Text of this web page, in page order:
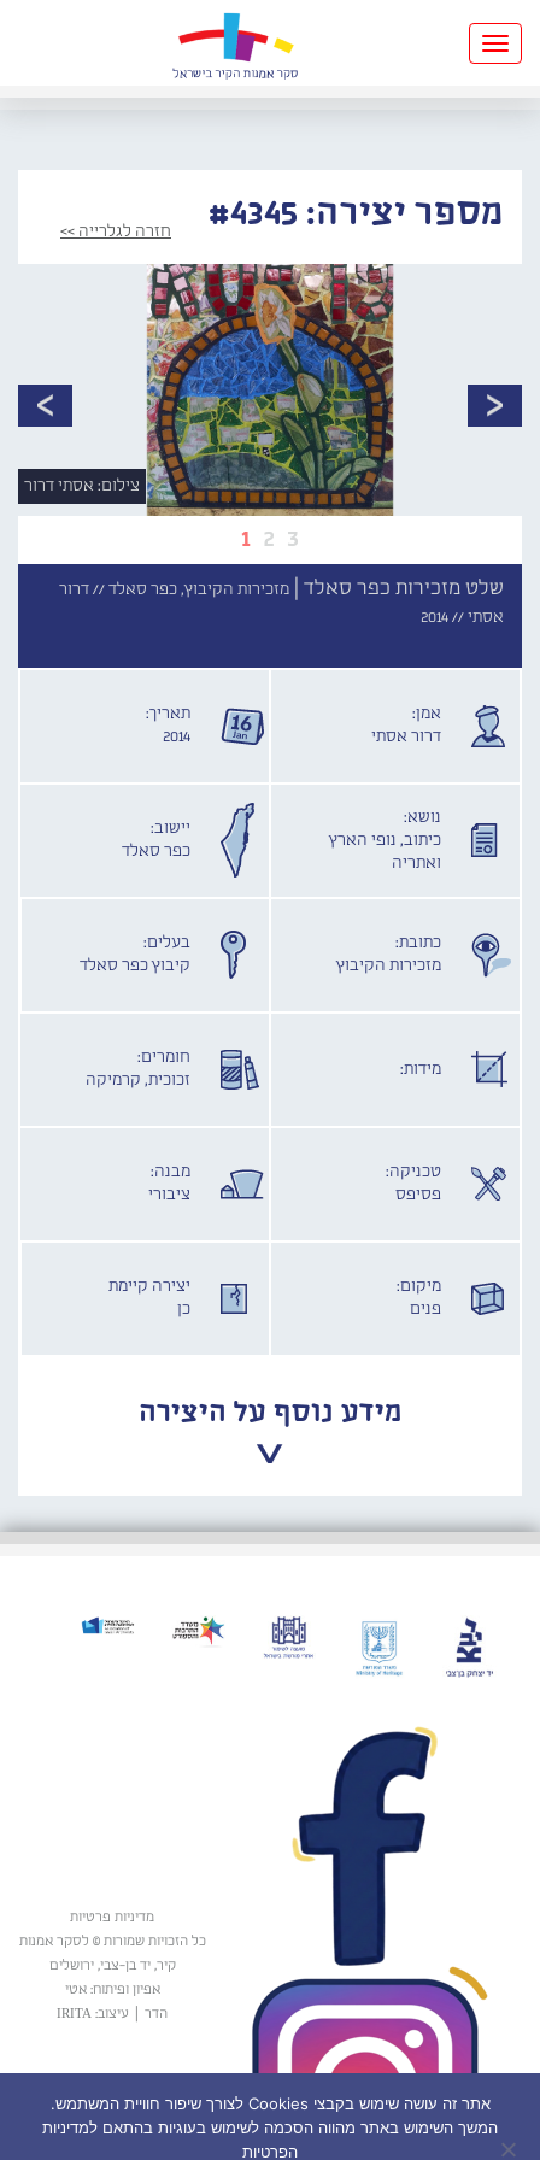
Toggle
navigation
מספר יצירה: #4345 חזרה לגלרייה >>
1 2 3
צילום: אסתי דרור
שלט מזכירות כפר סאלד | מזכירות הקיבוץ, כפר סאלד //דרור
אסתי //2014
אמן:
דרור אסתי
תאריך:
2014
נושא:
כיתוב, נופי הארץ
ואתריה
יישוב:
כפר סאלד
כתובת:
מזכירות הקיבוץ
בעלים:
קיבוץ כפר סאלד
מידות:
חומרים:
זכוכית, קרמיקה
טכניקה:
פסיפס
מבנה:
ציבורי
מיקום:
פנים
יצירה קיימת
כן
מידע נוסף על היצירה
מדיניות פרטיות
כל הזכויות שמורות © לסקר אמנות
קיר, יד בן-צבי, ירושלים
אפיון ופיתוח: אטי
הדר
עיצוב: IRITA
אתר זה עושה שימוש בקבצי Cookies לצורך שיפור חוויית המשתמש.
המשך השימוש באתר מהווה הסכמה לשימוש בעוגיות בהתאם למדיניות
הפרטיות